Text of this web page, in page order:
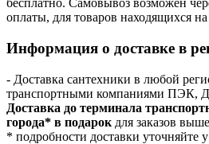
бесплатно. Самовывоз возможен
оплаты, для товаров находящихся
Информация о доставке в
- Доставка сантехники в любой
транспортными компаниями ПЭК,
Доставка до терминала
города* в подарок для заказов
* подробности доставки уточняйте